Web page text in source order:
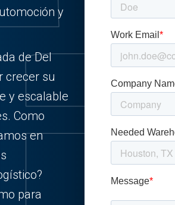
y
de Del
crecer su
y escalable
Como
en
para